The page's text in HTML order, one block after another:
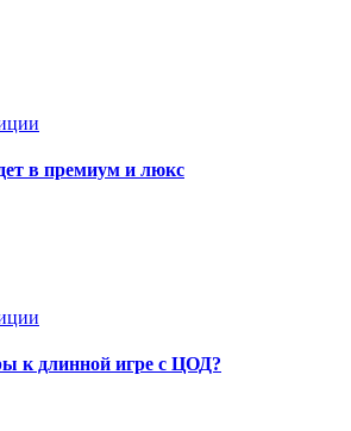
в премиум и люкс
к длинной игре с ЦОД?